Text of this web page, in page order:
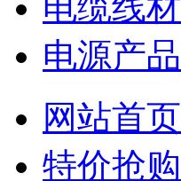
电源产品
网站首页
特价抢购